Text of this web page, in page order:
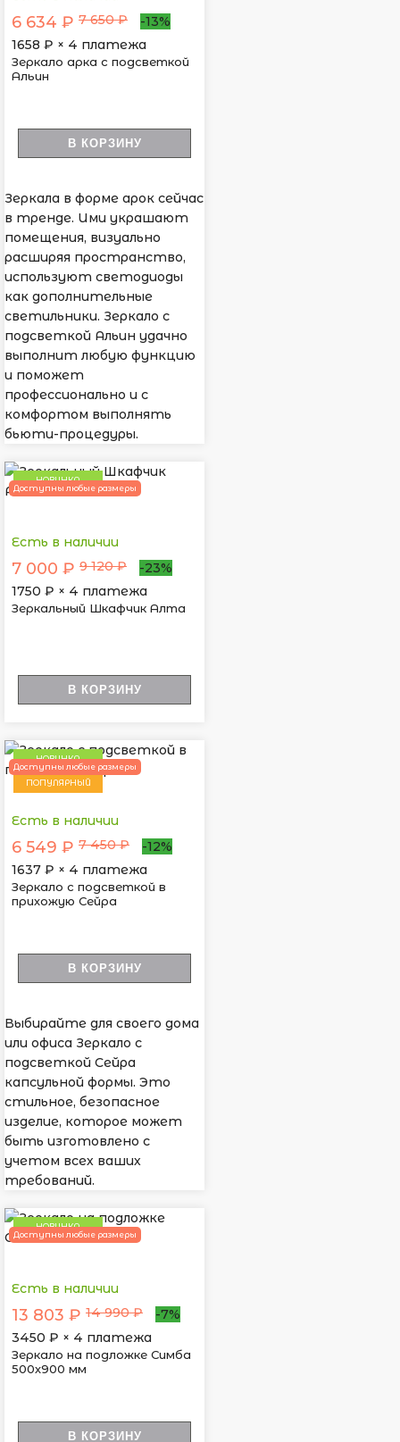
6 634 ₽ 7 650 ₽
-13%
1658 ₽ × 4 платежа
Зеркало арка с подсветкой
Альин
В КОРЗИНУ
Зеркала в форме арок сейчас
в тренде. Ими украшают
помещения, визуально
расширяя пространство,
используют светодиоды
как дополнительные
светильники. Зеркало с
подсветкой Альин удачно
выполнит любую функцию
и поможет
профессионально и с
комфортом выполнять
бьюти-процедуры.
НОВИНКА
Доступны любые размеры
Есть в наличии
7 000 ₽ 9 120 ₽
-23%
1750 ₽ × 4 платежа
Зеркальный Шкафчик Алта
В КОРЗИНУ
НОВИНКА
ПОПУЛЯРНЫЙ
Доступны любые размеры
Есть в наличии
6 549 ₽ 7 450 ₽
-12%
1637 ₽ × 4 платежа
Зеркало с подсветкой в
прихожую Сейра
В КОРЗИНУ
Выбирайте для своего дома
или офиса Зеркало с
подсветкой Сейра
капсульной формы. Это
стильное, безопасное
изделие, которое может
быть изготовлено с
учетом всех ваших
требований.
НОВИНКА
Доступны любые размеры
Есть в наличии
13 803 ₽ 14 990 ₽
-7%
3450 ₽ × 4 платежа
Зеркало на подложке Симба
500х900 мм
В КОРЗИНУ